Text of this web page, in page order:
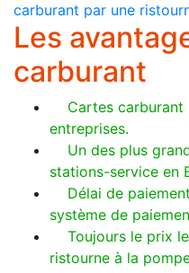
carburant par une
Les
carburant
Cartes carburant
entreprises.
Un des plus
stations-service en
Délai de
système de
Toujours le prix le
ristourne à la